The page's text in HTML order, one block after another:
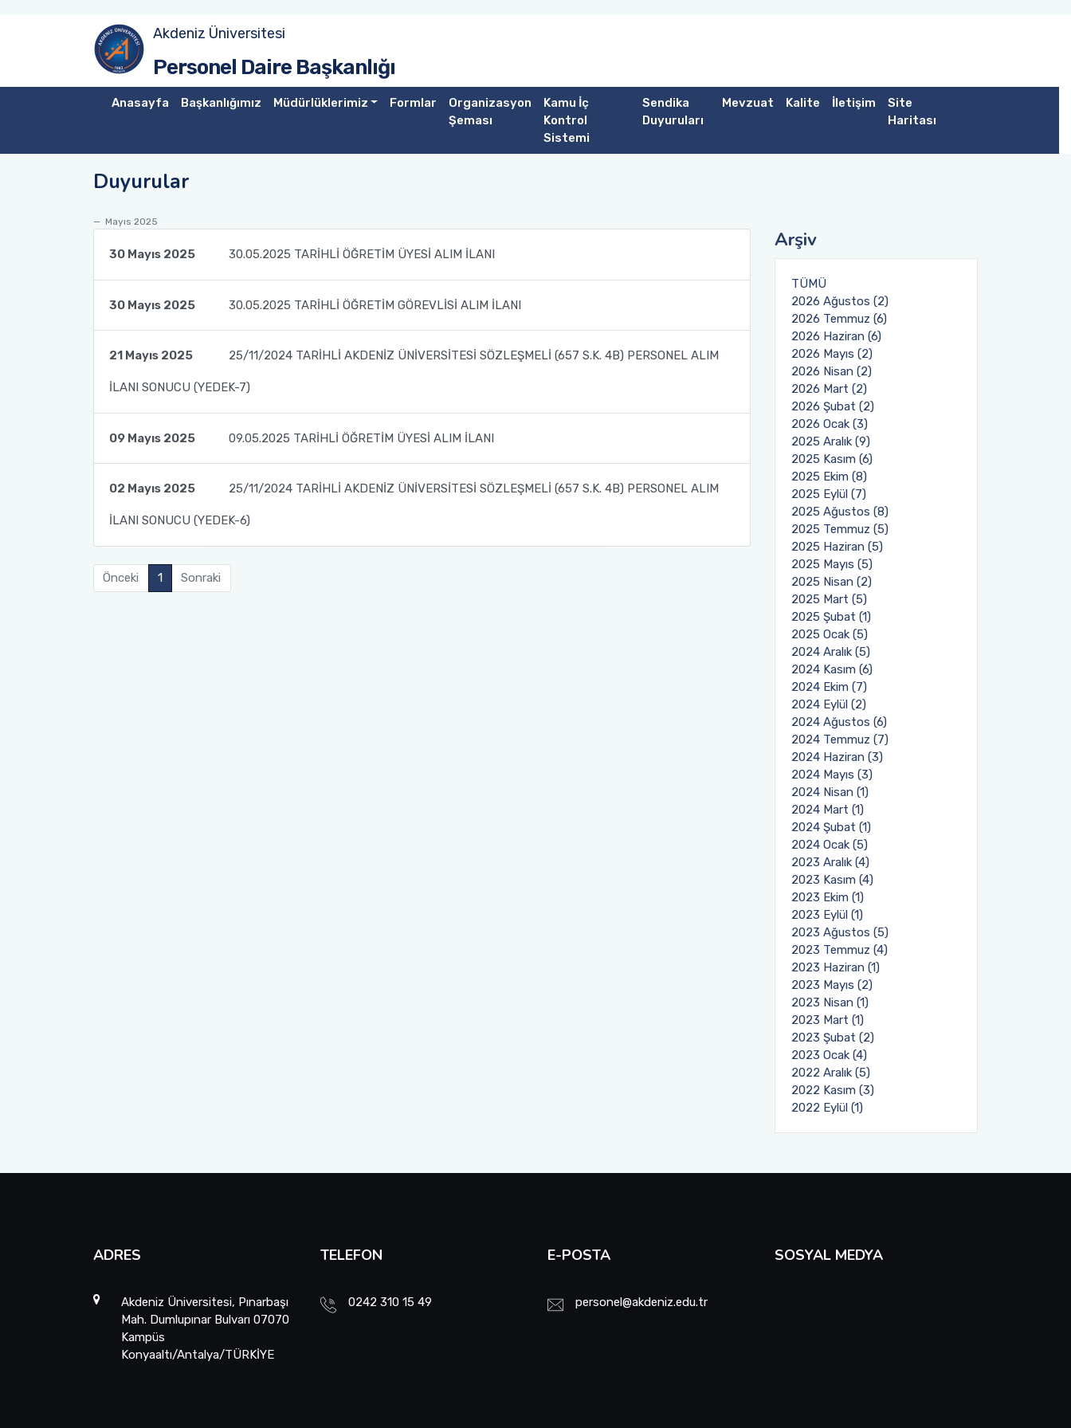
Akdeniz Üniversitesi
Personel Daire Başkanlığı
Anasayfa Başkanlığımız Müdürlüklerimiz Formlar
Organizasyon
Şeması
Kamu İç
Kontrol
Sistemi
Sendika
Duyuruları
Mevzuat Kalite İletişim
Site
Haritası
Duyurular
Mayıs 2025
30 Mayıs 2025 30.05.2025 TARİHLİ ÖĞRETİM ÜYESİ ALIM İLANI
30 Mayıs 2025 30.05.2025 TARİHLİ ÖĞRETİM GÖREVLİSİ ALIM İLANI
21 Mayıs 2025 25/11/2024 TARİHLİ AKDENİZ ÜNİVERSİTESİ SÖZLEŞMELİ (657 S.K. 4B) PERSONEL ALIM
İLANI SONUCU (YEDEK-7)
09 Mayıs 2025 09.05.2025 TARİHLİ ÖĞRETİM ÜYESİ ALIM İLANI
02 Mayıs 2025 25/11/2024 TARİHLİ AKDENİZ ÜNİVERSİTESİ SÖZLEŞMELİ (657 S.K. 4B) PERSONEL ALIM
İLANI SONUCU (YEDEK-6)
Önceki 1 Sonraki
Arşiv
TÜMÜ
2026 Ağustos (2)
2026 Temmuz (6)
2026 Haziran (6)
2026 Mayıs (2)
2026 Nisan (2)
2026 Mart (2)
2026 Şubat (2)
2026 Ocak (3)
2025 Aralık (9)
2025 Kasım (6)
2025 Ekim (8)
2025 Eylül (7)
2025 Ağustos (8)
2025 Temmuz (5)
2025 Haziran (5)
2025 Mayıs (5)
2025 Nisan (2)
2025 Mart (5)
2025 Şubat (1)
2025 Ocak (5)
2024 Aralık (5)
2024 Kasım (6)
2024 Ekim (7)
2024 Eylül (2)
2024 Ağustos (6)
2024 Temmuz (7)
2024 Haziran (3)
2024 Mayıs (3)
2024 Nisan (1)
2024 Mart (1)
2024 Şubat (1)
2024 Ocak (5)
2023 Aralık (4)
2023 Kasım (4)
2023 Ekim (1)
2023 Eylül (1)
2023 Ağustos (5)
2023 Temmuz (4)
2023 Haziran (1)
2023 Mayıs (2)
2023 Nisan (1)
2023 Mart (1)
2023 Şubat (2)
2023 Ocak (4)
2022 Aralık (5)
2022 Kasım (3)
2022 Eylül (1)
ADRES
Akdeniz Üniversitesi, Pınarbaşı
Mah. Dumlupınar Bulvarı 07070
Kampüs
Konyaaltı/Antalya/TÜRKİYE
TELEFON
0242 310 15 49
E-POSTA
personel@akdeniz.edu.tr
SOSYAL MEDYA
Akademik Atama Şube Müdürlüğü
Akademik Görevlendirme ve Evrak Kayıt Şube Müdürlüğü
İşçi Şube Müdürlüğü
Sicil ve Disiplin İşlemleri Şube Müdürlüğü
Maaş Tahakkuk Şube Müdürlüğü
Hizmet İçi Eğitim Şube Müdürlüğü